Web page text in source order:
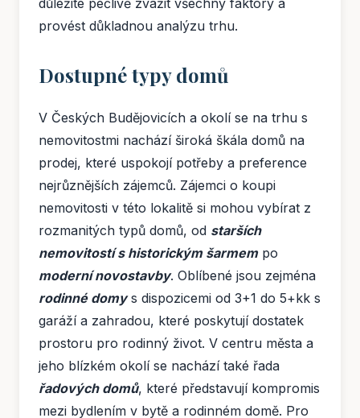
důležité pečlivě zvážit všechny faktory a
provést důkladnou analýzu trhu.
Dostupné typy domů
V Českých Budějovicích a okolí se na trhu s
nemovitostmi nachází široká škála domů na
prodej, které uspokojí potřeby a preference
nejrůznějších zájemců. Zájemci o koupi
nemovitosti v této lokalitě si mohou vybírat z
rozmanitých typů domů, od starších
nemovitostí s historickým šarmempo
moderní novostavby. Oblíbené jsou zejména
rodinné domys dispozicemi od 3+1 do 5+kk s
garáží a zahradou, které poskytují dostatek
prostoru pro rodinný život. V centru města a
jeho blízkém okolí se nachází také řada
řadových domů, které představují kompromis
mezi bydlením v bytě a rodinném domě. Pro